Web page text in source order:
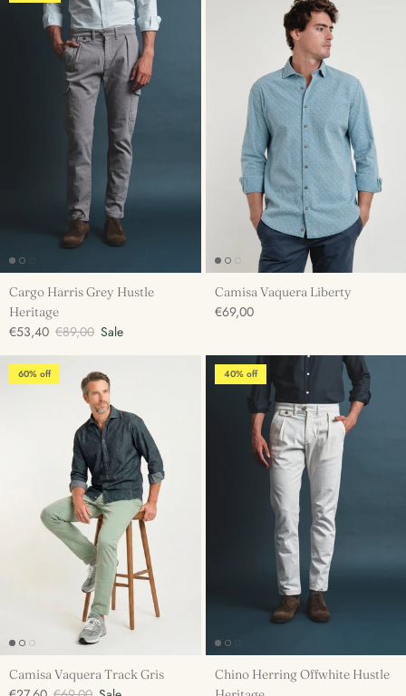
Cargo Harris Grey Hustle
Heritage
€53,40 €89,00 Sale
Camisa Vaquera Liberty
€69,00
60% off
Camisa Vaquera Track Gris
40% off
Chino Herring Offwhite Hustle